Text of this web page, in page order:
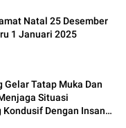
Natal 25 Desember
1 Januari 2025
Gelar Tatap Muka Dan
Situasi
Dengan Insan